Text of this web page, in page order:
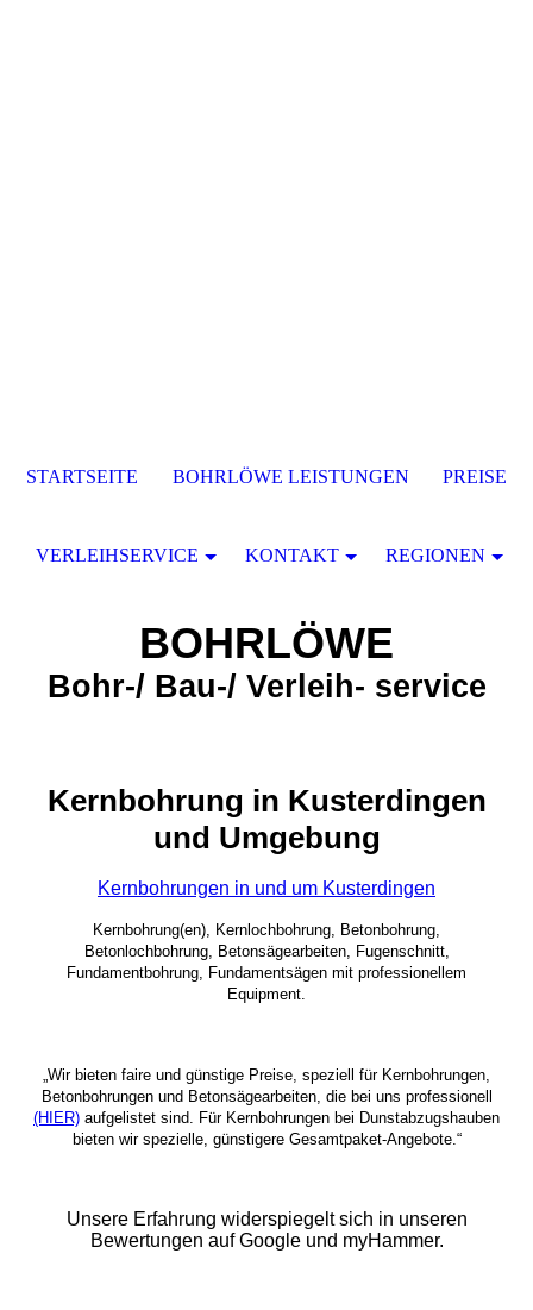
BOHRLÖWE
Bohr-/ Bau-/ Verleih- service
Kernbohrung in Kusterdingen
und Umgebung
Kernbohrungen in und um Kusterdingen
Kernbohrung(en), Kernlochbohrung, Betonbohrung,
Betonlochbohrung, Betonsägearbeiten, Fugenschnitt,
Fundamentbohrung, Fundamentsägen mit professionellem
Equipment.
„Wir bieten faire und günstige Preise, speziell für Kernbohrungen,
Betonbohrungen und Betonsägearbeiten, die bei uns professionell
(HIER) aufgelistet sind. Für Kernbohrungen bei Dunstabzugshauben
bieten wir spezielle, günstigere Gesamtpaket-Angebote.“
Unsere Erfahrung widerspiegelt sich in unseren
Bewertungen auf Google und myHammer.
STARTSEITE BOHRLÖWE LEISTUNGEN PREISE
VERLEIHSERVICE KONTAKT REGIONEN